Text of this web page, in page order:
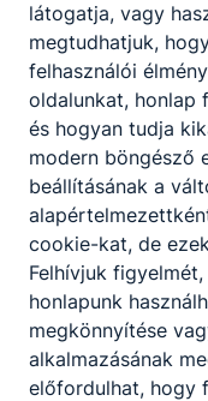
Innovatív
TFG Exatlon
2026. júl. 11.
látogatja, vagy
megtudhatjuk,
felhasználói
oldalunkat, honlap
és hogyan tudja
modern böngésző
beállításának a
cookie-kat, de
Felhívjuk
honlapunk
megkönnyítése
alkalmazásának
előfordulhat, hogy